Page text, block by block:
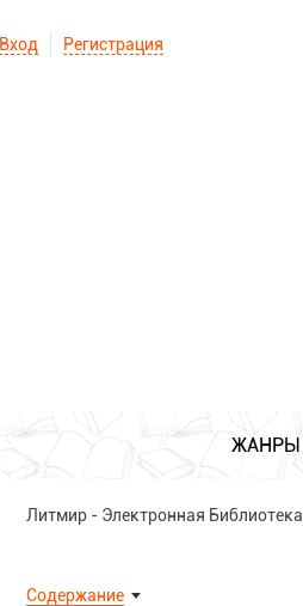
Вход Регистрация
ЖАНРЫ
Литмир - Электронная Библиотека
Содержание